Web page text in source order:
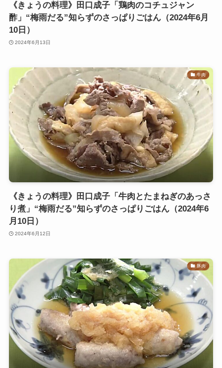
《きょうの料理》田口成子「鶏肉のコチュジャン
酢」“梅雨だる”知らずのさっぱりごはん（2024年6月
10日）
2024年6月13日
牛肉
《きょうの料理》田口成子「牛肉とたまねぎのあっさ
り煮」“梅雨だる”知らずのさっぱりごはん（2024年6
月10日）
2024年6月12日
豚肉